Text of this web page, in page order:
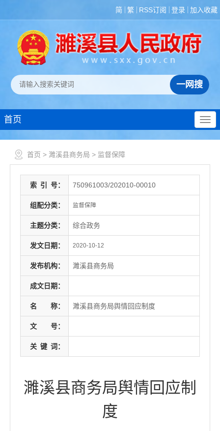
简 繁 RSS订阅 登录 加入收藏
首页
首页 > 濉溪县商务局 > 监督保障
索 引 号： 750961003/202010-00010
组配分类： 监督保障
主题分类： 综合政务
发文日期： 2020-10-12
发布机构： 濉溪县商务局
成文日期：
名 称： 濉溪县商务局舆情回应制度
文 号：
关 键 词：
濉溪县商务局舆情回应制
度